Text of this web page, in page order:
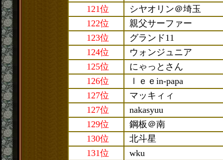
121位
シヤオリン＠埼玉
122位
親父サーファー
123位
グランド11
124位
ウォンジュニア
125位
にゃっとさん
126位
ｌｅｅin-papa
127位
マッキィィ
127位
nakasyuu
129位
鋼板＠南
130位
北斗星
131位
wku